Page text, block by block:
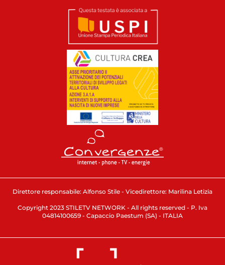
Direttore responsabile: Alfonso Stile - Vicedirettore: Marilina Letizia
Copyright 2023 STILETV NETWORK - All rights reserved - P. Iva
04814100659 - Capaccio Paestum (SA) - ITALIA